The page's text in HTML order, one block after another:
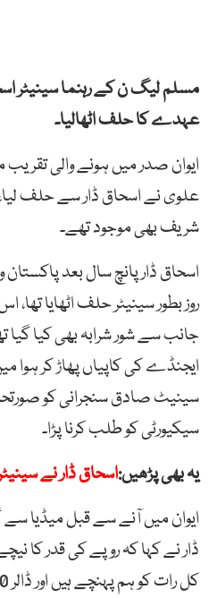
مسلم لیگ ن کے رہنما سینیٹر
عہدے کا حلف اٹھالیا۔
ایوان صدر میں ہونے والی
علوی نے اسحاق ڈار سے حلف
شریف بھی موجود تھے۔
اسحاق ڈار پانچ سال بعد
روز بطور سینیٹر حلف اٹھایا تھا،
جانب سے شور شرابہ بھی کیا گیا
ایجنڈے کی کاپیاں پھاڑ کر ہوا
سینیٹ صادق سنجرانی کو
سیکیورٹی کو طلب کرنا پڑا۔
یہ بھی پڑھیں:اسحاق ڈار نے
ایوان میں آنے سے قبل میڈیا
ڈار نے کہا کہ روپے کی قدر کا